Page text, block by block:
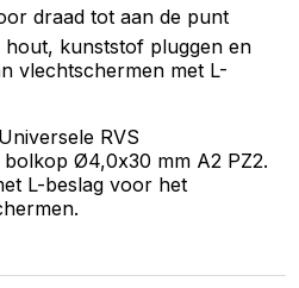
draad tot aan de punt
hout, kunststof pluggen en
vlechtschermen met L-
RVS
Ø4,0x30 mm A2 PZ2.
L-beslag voor het